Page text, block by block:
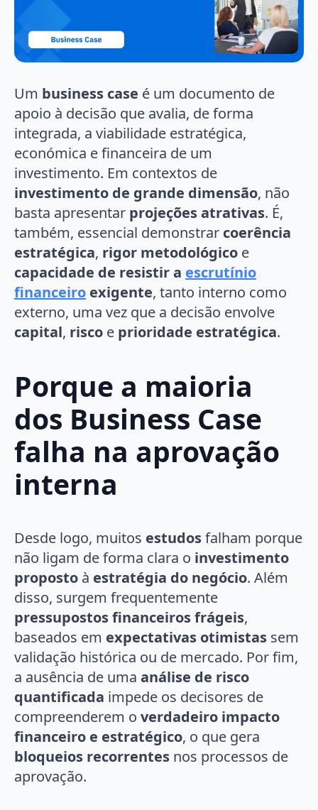
Um business case é um documento de
apoio à decisão que avalia, de forma
integrada, a viabilidade estratégica,
económica e financeira de um
investimento. Em contextos de
investimento de grande dimensão, não
basta apresentar projeções atrativas. É,
também, essencial demonstrar coerência
estratégica, rigor metodológico e
capacidade de resistir a escrutínio
financeiro exigente, tanto interno como
externo, uma vez que a decisão envolve
capital, risco e prioridade estratégica.
Porque a maioria
dos Business Case
falha na aprovação
interna
Desde logo, muitos estudosfalham porque
não ligam de forma clara o investimento
proposto à estratégia do negócio. Além
disso, surgem frequentemente
pressupostos financeiros frágeis,
baseados em expectativas otimistas sem
validação histórica ou de mercado. Por fim,
a ausência de uma análise de risco
quantificada impede os decisores de
compreenderem o verdadeiro impacto
financeiro e estratégico, o que gera
bloqueios recorrentes nos processos de
aprovação.